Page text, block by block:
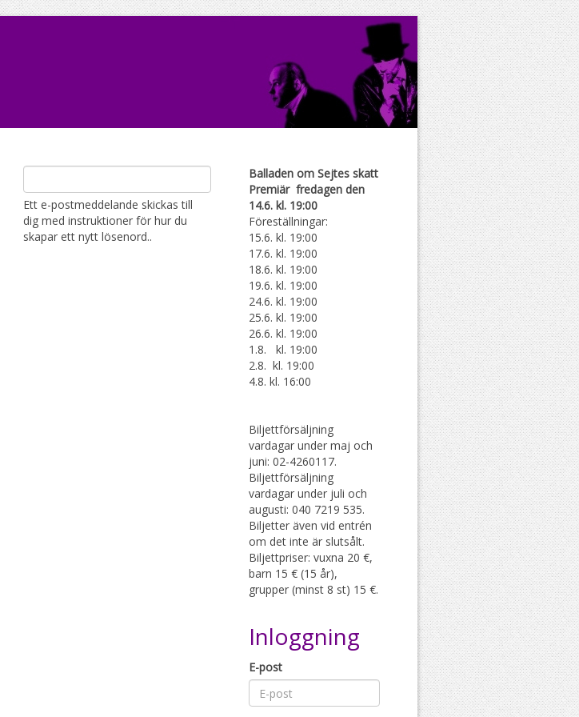
Ett e-postmeddelande skickas till
dig med instruktioner för hur du
skapar ett nytt lösenord..
Balladen om Sejtes skatt
Premiär fredagen den
14.6. kl. 19:00
Föreställningar:
15.6. kl. 19:00
17.6. kl. 19:00
18.6. kl. 19:00
19.6. kl. 19:00
24.6. kl. 19:00
25.6. kl. 19:00
26.6. kl. 19:00
1.8. kl. 19:00
2.8. kl. 19:00
4.8. kl. 16:00
Biljettförsäljning
vardagar under maj och
juni: 02-4260117.
Biljettförsäljning
vardagar under juli och
augusti: 040 7219 535.
Biljetter även vid entrén
om det inte är slutsålt.
Biljettpriser: vuxna 20 €,
barn 15 € (15 år),
grupper (minst 8 st) 15 €.
Inloggning
E-post